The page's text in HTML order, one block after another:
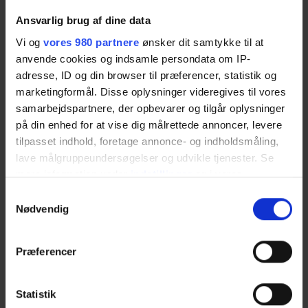
Ansvarlig brug af dine data
Vi og vores 980 partnere ønsker dit samtykke til at
anvende cookies og indsamle persondata om IP-
adresse, ID og din browser til præferencer, statistik og
marketingformål. Disse oplysninger videregives til vores
samarbejdspartnere, der opbevarer og tilgår oplysninger
på din enhed for at vise dig målrettede annoncer, levere
tilpasset indhold, foretage annonce- og indholdsmåling,
lave målgruppeundersøgelser og udvikle tjenester. Se
mere information underindstillingerog i vores
tilbage eller ændre indstillinger fra vores
"Cookiedeklaration", eller ved at trykke på "Privacy
Nødvendig
Præferencer
Statistik
Den 2. februar vil han gøre os alle klogere på, hvad det vil sige
af have en professionel bestyrelse, og hvad det kræver af de
enkelte bestyrelsesmedlemmer.
Program:
Kl. 19.00 Velkommen
Kl. 19.05 Præsentation af Erhvervsforums
Bestyrelsesnetværk/kartotek over emner til bestyrelser
Kl. 19.20 Hør Keld Harbos inspirerende foredrag
Kl. 20.00 Spørgsmål og debat om bestyrelser
Tilmelding til jan@odsforum.dk senest den 27. januar
Hvornår: d. 2. februar 2022 kl. 19.00 – 20.30
Hvor:
Odsherred Erhvervsforum, Bjarkesvej 1, 4500